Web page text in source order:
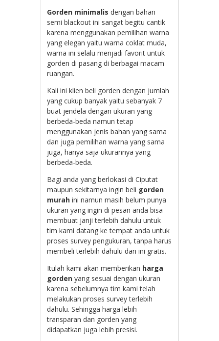
Gorden minimalis dengan bahan
semi blackout ini sangat begitu cantik
karena menggunakan pemilihan warna
yang elegan yaitu warna coklat muda,
warna ini selalu menjadi favorit untuk
gorden di pasang di berbagai macam
ruangan.
Kali ini klien beli gorden dengan jumlah
yang cukup banyak yaitu sebanyak 7
buat jendela dengan ukuran yang
berbeda-beda namun tetap
menggunakan jenis bahan yang sama
dan juga pemilihan warna yang sama
juga, hanya saja ukurannya yang
berbeda-beda.
Bagi anda yang berlokasi di Ciputat
maupun sekitarnya ingin beli gorden
murah ini namun masih belum punya
ukuran yang ingin di pesan anda bisa
membuat janji terlebih dahulu untuk
tim kami datang ke tempat anda untuk
proses survey pengukuran, tanpa harus
membeli terlebih dahulu dan ini gratis.
Itulah kami akan memberikan harga
gorden yang sesuai dengan ukuran
karena sebelumnya tim kami telah
melakukan proses survey terlebih
dahulu. Sehingga harga lebih
transparan dan gorden yang
didapatkan juga lebih presisi.